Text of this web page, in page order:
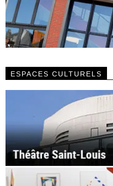
ESPACES CULTURELS